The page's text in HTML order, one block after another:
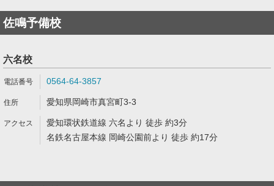
佐鳴予備校
六名校
0564-64-3857
愛知県岡崎市真宮町3-3
愛知環状鉄道線 六名より 徒歩 約3分
名鉄名古屋本線 岡崎公園前より 徒歩 約17分